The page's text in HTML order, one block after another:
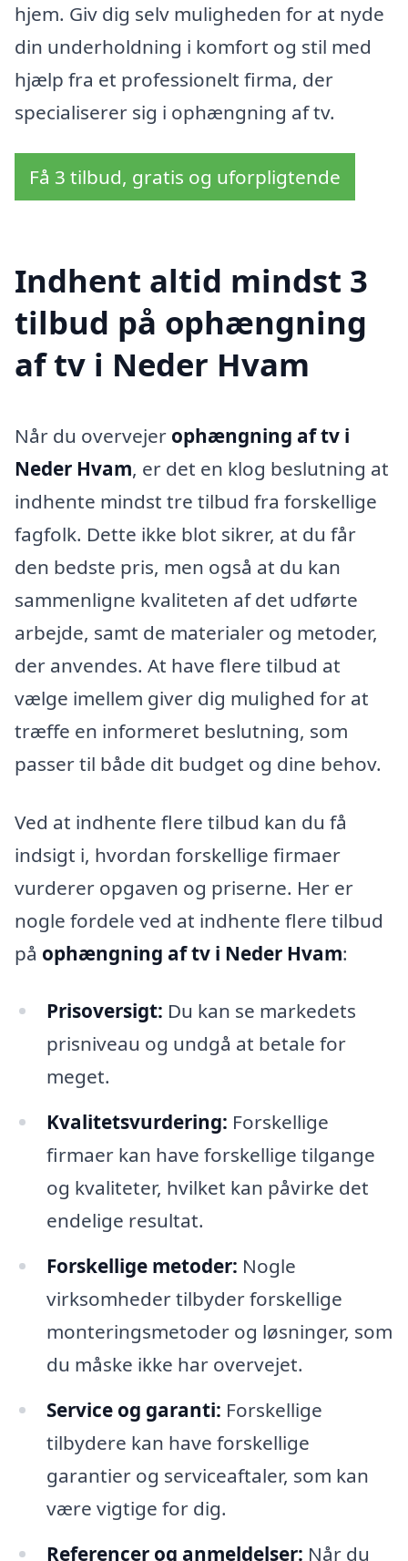
hjem. Giv dig selv muligheden for at nyde
din underholdning i komfort og stil med
hjælp fra et professionelt firma, der
specialiserer sig i ophængning af tv.
Få 3 tilbud, gratis og uforpligtende
Indhent altid mindst 3
tilbud på ophængning
af tv i Neder Hvam
Når du overvejer ophængning af tv i
Neder Hvam, er det en klog beslutning at
indhente mindst tre tilbud fra forskellige
fagfolk. Dette ikke blot sikrer, at du får
den bedste pris, men også at du kan
sammenligne kvaliteten af det udførte
arbejde, samt de materialer og metoder,
der anvendes. At have flere tilbud at
vælge imellem giver dig mulighed for at
træffe en informeret beslutning, som
passer til både dit budget og dine behov.
Ved at indhente flere tilbud kan du få
indsigt i, hvordan forskellige firmaer
vurderer opgaven og priserne. Her er
nogle fordele ved at indhente flere tilbud
på ophængning af tv i Neder Hvam:
Prisoversigt: Du kan se markedets
prisniveau og undgå at betale for
meget.
Kvalitetsvurdering: Forskellige
firmaer kan have forskellige tilgange
og kvaliteter, hvilket kan påvirke det
endelige resultat.
Forskellige metoder: Nogle
virksomheder tilbyder forskellige
monteringsmetoder og løsninger, som
du måske ikke har overvejet.
Service og garanti: Forskellige
tilbydere kan have forskellige
garantier og serviceaftaler, som kan
være vigtige for dig.
Referencer og anmeldelser: Når du